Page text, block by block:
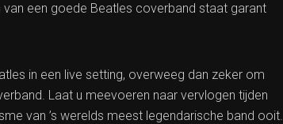
een goede Beatles coverband staat garant
in een live setting, overweeg dan zeker om
Laat u meevoeren naar vervlogen tijden
van ’s werelds meest legendarische band ooit.